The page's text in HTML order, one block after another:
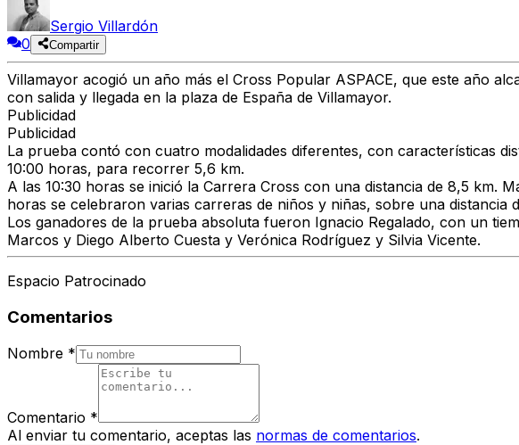
Sergio Villardón
0
Compartir
Villamayor acogió un año más el Cross Popular ASPACE, que este año
con salida y llegada en la plaza de España de Villamayor.
Publicidad
Publicidad
La prueba contó con cuatro modalidades diferentes, con características
10:00 horas, para recorrer 5,6 km.
A las 10:30 horas se inició la Carrera Cross con una distancia de 8,5 km.
horas se celebraron varias carreras de niños y niñas, sobre una distancia
Los ganadores de la prueba absoluta fueron Ignacio Regalado, con un
Marcos y Diego Alberto Cuesta y Verónica Rodríguez y Silvia Vicente.
Espacio Patrocinado
Comentarios
Nombre *
Comentario *
Al enviar tu comentario, aceptas las normas de comentarios.